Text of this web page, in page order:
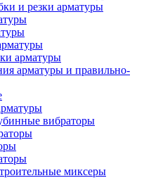
и резки арматуры
арматуры
арматуры и правильно-
вибраторы
миксеры